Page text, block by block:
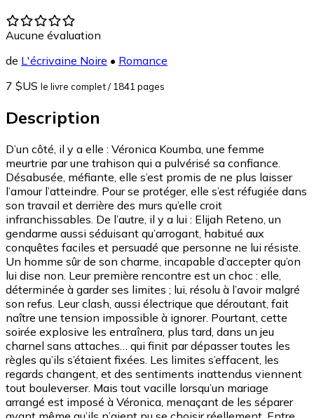
Aucune évaluation
de L'écrivaine Noire • Romance
7 $US le livre complet/ 1841 pages
Description
D’un côté, il y a elle : Véronica Koumba, une femme
meurtrie par une trahison qui a pulvérisé sa confiance.
Désabusée, méfiante, elle s’est promis de ne plus laisser
l’amour l’atteindre. Pour se protéger, elle s’est réfugiée dans
son travail et derrière des murs qu’elle croit
infranchissables. De l’autre, il y a lui : Elijah Reteno, un
gendarme aussi séduisant qu’arrogant, habitué aux
conquêtes faciles et persuadé que personne ne lui résiste.
Un homme sûr de son charme, incapable d’accepter qu’on
lui dise non. Leur première rencontre est un choc : elle,
déterminée à garder ses limites ; lui, résolu à l’avoir malgré
son refus. Leur clash, aussi électrique que déroutant, fait
naître une tension impossible à ignorer. Pourtant, cette
soirée explosive les entraînera, plus tard, dans un jeu
charnel sans attaches… qui finit par dépasser toutes les
règles qu’ils s’étaient fixées. Les limites s’effacent, les
regards changent, et des sentiments inattendus viennent
tout bouleverser. Mais tout vacille lorsqu’un mariage
arrangé est imposé à Véronica, menaçant de les séparer